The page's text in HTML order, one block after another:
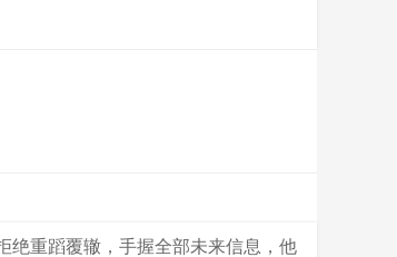
绝重蹈覆辙，手握全部未来信息，他